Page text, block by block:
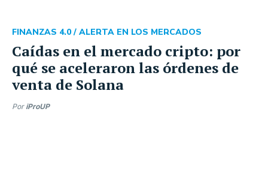
Caídas en el mercado cripto: por
qué se aceleraron las órdenes de
venta de Solana
FINANZAS 4.0 / ALERTA EN LOS MERCADOS
Por iProUP